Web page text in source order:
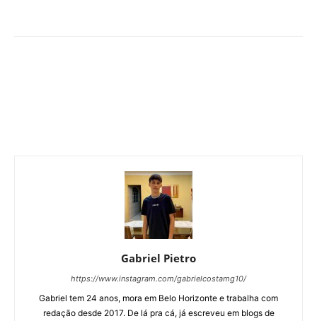
Gabriel Pietro
https://www.instagram.com/gabrielcostamg10/
Gabriel tem 24 anos, mora em Belo Horizonte e trabalha com
redação desde 2017. De lá pra cá, já escreveu em blogs de